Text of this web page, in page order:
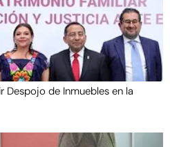
Despojo de Inmuebles en la